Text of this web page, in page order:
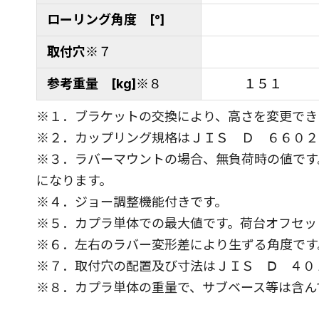
ローリング角度 [°]
取付穴※７
参考重量 [kg] ※８ １５１
※１．ブラケットの交換により、高さを変更で
※２．カップリング規格はＪＩＳ Ｄ ６６０２
※３．ラバーマウントの場合、無負荷時の値で
になります。
※４．ジョー調整機能付きです。
※５．カプラ単体での最大値です。荷台オフセ
※６．左右のラバー変形差により生ずる角度で
※７．取付穴の配置及び寸法はＪＩＳ Ⅾ ４０
※８．カプラ単体の重量で、サブベース等は含